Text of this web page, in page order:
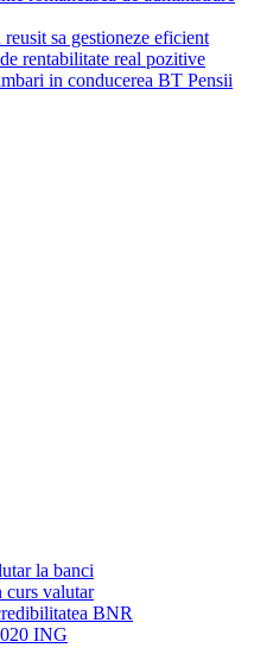
sa gestioneze eficient
rentabilitate real pozitive
in conducerea BT Pensii
la banci
curs valutar
BNR
ING